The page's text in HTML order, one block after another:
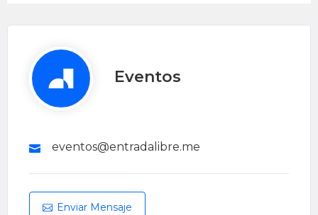
Eventos
eventos@entradalibre.me
Enviar Mensaje